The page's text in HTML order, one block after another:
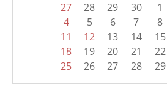
27 28 29 30 1
4
5 6 7 8
11
12 13 14 15
18
19 20 21 22
25
26 27 28 29